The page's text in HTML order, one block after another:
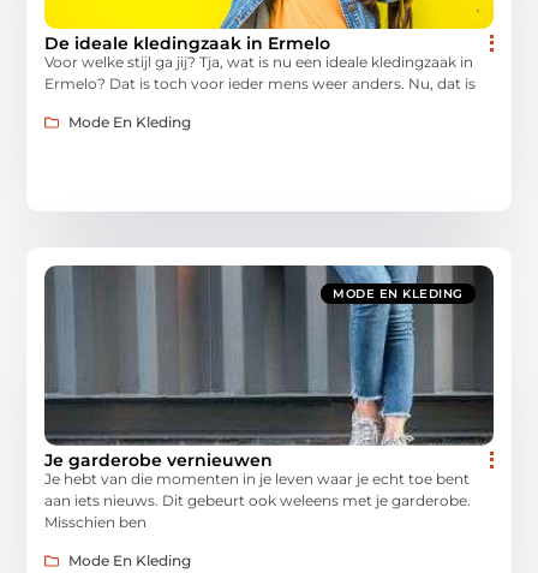
De ideale kledingzaak in Ermelo
Voor welke stijl ga jij? Tja, wat is nu een ideale kledingzaak in
Ermelo? Dat is toch voor ieder mens weer anders. Nu, dat is
Mode En Kleding
MODE EN KLEDING
Je garderobe vernieuwen
Je hebt van die momenten in je leven waar je echt toe bent
aan iets nieuws. Dit gebeurt ook weleens met je garderobe.
Misschien ben
Mode En Kleding